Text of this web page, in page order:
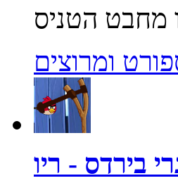
ומרוצים
בירדס - ריו